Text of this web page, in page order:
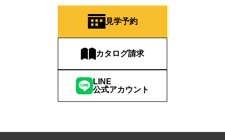
見学予約
カタログ請求
LINE
公式アカウント